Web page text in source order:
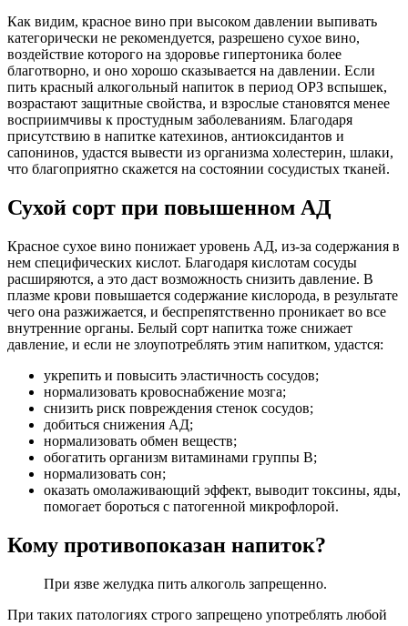
Как видим, красное вино при высоком давлении выпивать
категорически не рекомендуется, разрешено сухое вино,
воздействие которого на здоровье гипертоника более
благотворно, и оно хорошо сказывается на давлении. Если
пить красный алкогольный напиток в период ОРЗ вспышек,
возрастают защитные свойства, и взрослые становятся менее
восприимчивы к простудным заболеваниям. Благодаря
присутствию в напитке катехинов, антиоксидантов и
сапонинов, удастся вывести из организма холестерин, шлаки,
что благоприятно скажется на состоянии сосудистых тканей.
Сухой сорт при повышенном АД
Красное сухое вино понижает уровень АД, из-за содержания в
нем специфических кислот. Благодаря кислотам сосуды
расширяются, а это даст возможность снизить давление. В
плазме крови повышается содержание кислорода, в результате
чего она разжижается, и беспрепятственно проникает во все
внутренние органы. Белый сорт напитка тоже снижает
давление, и если не злоупотреблять этим напитком, удастся:
укрепить и повысить эластичность сосудов;
нормализовать кровоснабжение мозга;
снизить риск повреждения стенок сосудов;
добиться снижения АД;
нормализовать обмен веществ;
обогатить организм витаминами группы В;
нормализовать сон;
оказать омолаживающий эффект, выводит токсины, яды,
помогает бороться с патогенной микрофлорой.
Кому противопоказан напиток?
При язве желудка пить алкоголь запрещенно.
При таких патологиях строго запрещено употреблять любой